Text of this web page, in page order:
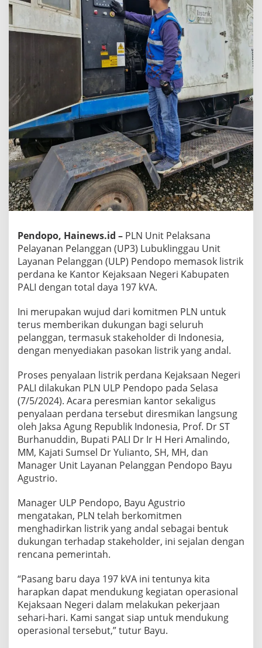
Pendopo, Hainews.id – PLN Unit Pelaksana
Pelayanan Pelanggan (UP3) Lubuklinggau Unit
Layanan Pelanggan (ULP) Pendopo memasok listrik
perdana ke Kantor Kejaksaan Negeri Kabupaten
PALI dengan total daya 197 kVA.
Ini merupakan wujud dari komitmen PLN untuk
terus memberikan dukungan bagi seluruh
pelanggan, termasuk stakeholder di Indonesia,
dengan menyediakan pasokan listrik yang andal.
Proses penyalaan listrik perdana Kejaksaan Negeri
PALI dilakukan PLN ULP Pendopo pada Selasa
(7/5/2024). Acara peresmian kantor sekaligus
penyalaan perdana tersebut diresmikan langsung
oleh Jaksa Agung Republik Indonesia, Prof. Dr ST
Burhanuddin, Bupati PALI Dr Ir H Heri Amalindo,
MM, Kajati Sumsel Dr Yulianto, SH, MH, dan
Manager Unit Layanan Pelanggan Pendopo Bayu
Agustrio.
Manager ULP Pendopo, Bayu Agustrio
mengatakan, PLN telah berkomitmen
menghadirkan listrik yang andal sebagai bentuk
dukungan terhadap stakeholder, ini sejalan dengan
rencana pemerintah.
“Pasang baru daya 197 kVA ini tentunya kita
harapkan dapat mendukung kegiatan operasional
Kejaksaan Negeri dalam melakukan pekerjaan
sehari-hari. Kami sangat siap untuk mendukung
operasional tersebut,” tutur Bayu.